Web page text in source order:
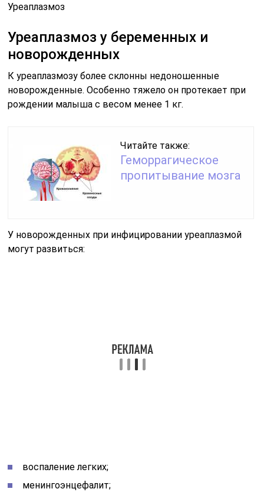
Уреаплазмоз
Уреаплазмоз у беременных и
новорожденных
К уреаплазмозу более склонны недоношенные
новорожденные. Особенно тяжело он протекает при
рождении малыша с весом менее 1 кг.
Читайте также:
Геморрагическое
пропитывание мозга
У новорожденных при инфицировании уреаплазмой
могут развиться:
воспаление легких;
менингоэнцефалит;